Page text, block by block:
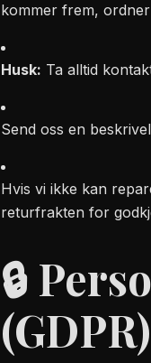
kommer frem,
Husk: Ta alltid
Send oss en
Hvis vi ikke kan
returfrakten for
🔒
(GDPR)